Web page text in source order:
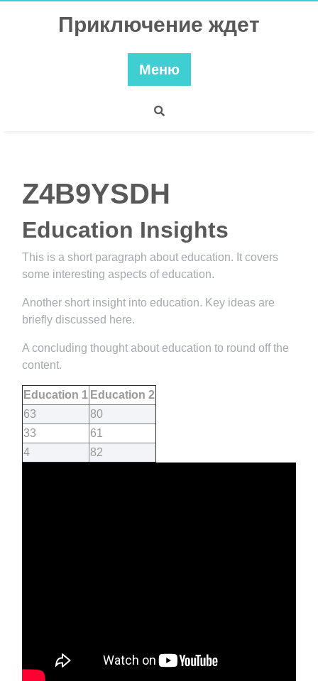
Приключение ждет
Меню
Z4B9YSDH
Education Insights
This is a short paragraph about education. It covers
some interesting aspects of education.
Another short insight into education. Key ideas are
briefly discussed here.
A concluding thought about education to round off the
content.
Education 1 Education 2
63
80
33
61
4
82